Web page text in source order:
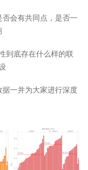
会有共同点，是否一
到底存在什么样的联
一并为大家进行深度